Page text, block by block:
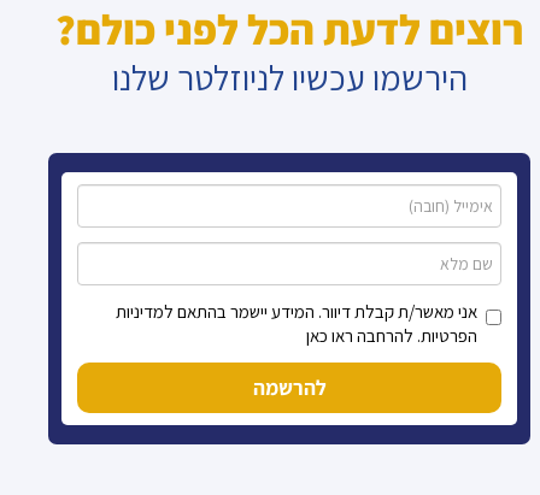
רוצים לדעת הכל לפני כולם?
הירשמו עכשיו לניוזלטר שלנו
אני מאשר/ת קבלת דיוור. המידע יישמר בהתאם למדיניות
הפרטיות. להרחבה ראו כאן
להרשמה